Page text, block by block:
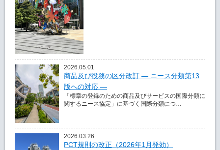
2026.05.01
商品及び役務の区分改訂 ― ニース分類第13
版への対応 ―
「標章の登録のための商品及びサービスの国際分類に
関するニース協定」に基づく国際分類につ…
2026.03.26
PCT規則の改正（2026年1月発効）